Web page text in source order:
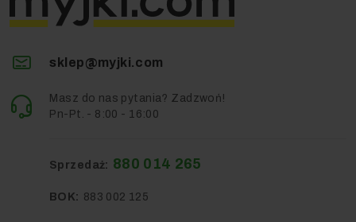
sklep@myjki.com
Masz do nas pytania? Zadzwoń!
Pn-Pt. - 8:00 - 16:00
Sprzedaż: 880 014 265
BOK: 883 002 125